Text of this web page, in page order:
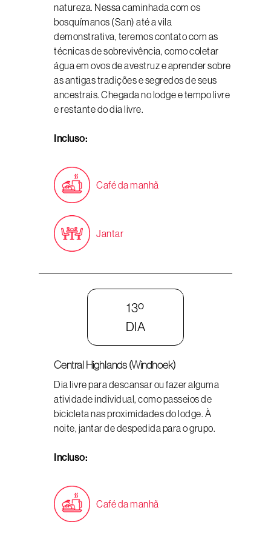
natureza. Nessa caminhada com os
bosquímanos (San) até a vila
demonstrativa, teremos contato com as
técnicas de sobrevivência, como coletar
água em ovos de avestruz e aprender sobre
as antigas tradições e segredos de seus
ancestrais. Chegada no lodge e tempo livre
e restante do dia livre.
Incluso:
Café da manhã
Jantar
13º
DIA
Central Highlands (Windhoek)
Dia livre para descansar ou fazer alguma
atividade individual, como passeios de
bicicleta nas proximidades do lodge. À
noite, jantar de despedida para o grupo.
Incluso:
Café da manhã